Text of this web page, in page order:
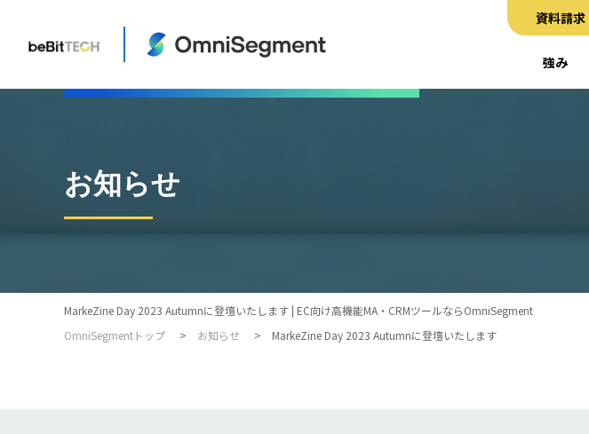
資料請求
強み
お知らせ
MarkeZine Day 2023 Autumnに登壇いたします | EC向け高機能MA・CRMツールならOmniSegment
OmniSegmentトップ
お知らせ MarkeZine Day 2023 Autumnに登壇いたします